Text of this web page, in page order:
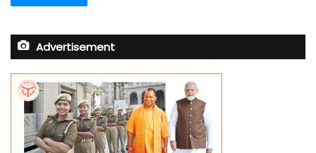
Advertisement